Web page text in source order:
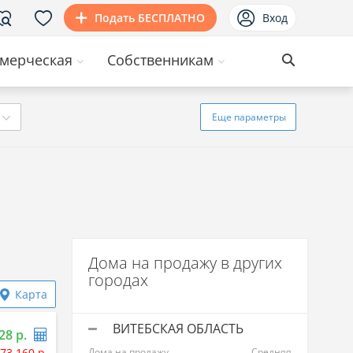
Подать БЕСПЛАТНО Вход
Собственникам
Еще параметры
Карта
р.
Дома на продажу в других
городах
ВИТЕБСКАЯ ОБЛАСТЬ